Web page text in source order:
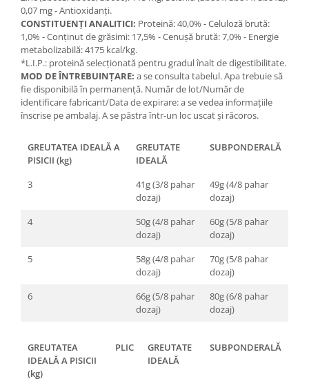
0,07 mg - Antioxidanţi.
CONSTITUENŢI ANALITICI: Proteină: 40,0% - Celuloză brută:
1,0% - Conţinut de grăsimi: 17,5% - Cenuşă brută: 7,0% - Energie
metabolizabilă: 4175 kcal/kg.
*L.I.P.: proteină selecţionată pentru gradul înalt de digestibilitate.
MOD DE ÎNTREBUINŢARE: a se consulta tabelul. Apa trebuie să
fie disponibilă în permanenţă. Număr de lot/Număr de
identificare fabricant/Data de expirare: a se vedea informaţiile
înscrise pe ambalaj. A se păstra într-un loc uscat şi răcoros.
GREUTATEA IDEALĂ A
PISICII (kg)
GREUTATE
IDEALĂ
SUBPONDERALĂ
3
41g (3/8 pahar
dozaj)
49g (4/8 pahar
dozaj)
4
50g (4/8 pahar
dozaj)
60g (5/8 pahar
dozaj)
5
58g (4/8 pahar
dozaj)
70g (5/8 pahar
dozaj)
6
66g (5/8 pahar
dozaj)
80g (6/8 pahar
dozaj)
GREUTATEA
IDEALĂ A PISICII
(kg)
PLIC
GREUTATE
IDEALĂ
SUBPONDERALĂ